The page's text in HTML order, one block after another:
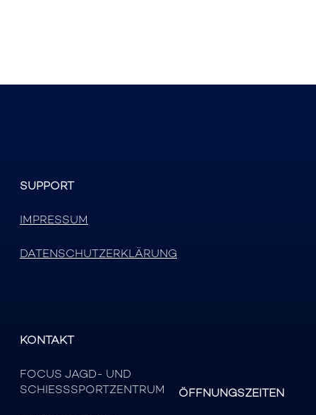
SUPPORT
IMPRESSUM
DATENSCHUTZERKLÄRUNG
KONTAKT
FOCUS JAGD- UND
SCHIESSSPORTZENTRUM
ÖFFNUNGSZEITEN